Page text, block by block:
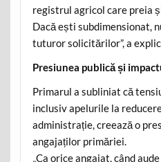
registrul agricol care preia
Dacă ești subdimensionat,
tuturor solicitărilor”, a
Presiunea publică și
Primarul a subliniat că
inclusiv apelurile la
administrație, creează o
angajaților primăriei.
„Ca orice angajat, când